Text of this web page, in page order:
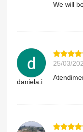
We will
daniela.i
25/03/